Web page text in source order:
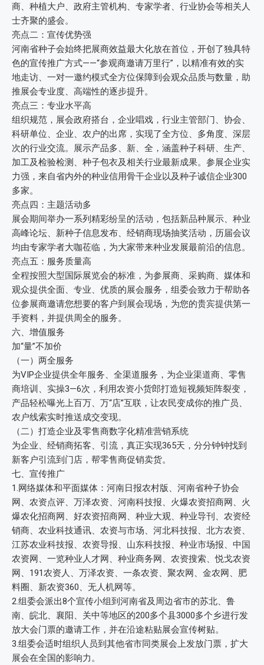
商、种植大户、政府主管机构、专家学者、行业协会等相关人
士齐聚的盛会。
亮点二：宣传优势强
河南省种子会始终把展商效益最大化放在首位，开创了独具特
色的宣传推广方式——“参观商邀请万里行”，以精准有效的实
地走访、一对一邀约模式全方位保障到会观众品质与数量，助
推展会专业度、高端性的逐步提升。
亮点三：专业水平高
组织规范，展会政府搭台，企业唱戏，行业主管部门、协会、
科研单位、企业、农户的出席，实现了全方位、多角度、深层
次的行业交流。展示产品多、新、全，涵盖种子科研、生产、
加工及检验检测、种子包衣及相关行业最新成果。参展企业实
力强，来自省内外的种业信用骨干企业以及种子诚信企业300
多家。
亮点四：主题活动多
展会期间举办一系列精彩纷呈的活动，包括新品种展示、种业
高峰论坛、新种子信息发布、经销商现场抽奖活动，历届会议
均由专家学者大咖莅临，为大家带来种业发展最前沿的信息。
亮点五：服务质量高
全程按照大型国际展览会的标准，为参展商、采购商、媒体和
观众提供全面、专业、优质的展会服务，组委会致力于帮助各
位参展商邀请您想要的客户到展会现场，为您的贵宾提供第一
手资料，并提供周全的服务。
六、增值服务
加“量”不加价
（一）两全服务
为VIP企业提供全年服务、全渠道服务，为企业渠道商、零售
商培训、实操3—6次，利用农资小货郎打造短视频矩阵裂变，
产品轻松曝光上百万、万“店”互联，让农民变成你的推广员、
农户线索实时推送成交变现。
（二）打造企业及零售商数字化精准营销系统
为企业、经销商拓客、引流，真正实现365天，分分钟钟找到
新客户引流到门店，帮零售商促销卖货。
七、宣传推广
1.网络媒体和平面媒体：河南日报农村版、河南省种子协会
网、农资点评、万泽农资、河南科技报、火爆农资招商网、火
爆农化招商网、好农资招商网、种业大观、种业导刊、农资经
销商、农业科技通讯、农资与市场、河北科技报、北方农资、
江苏农业科技报、农资导报、山东科技报、种业市场报、中国
农资网、一览种业人才网、种业商务网、农资搜索、悦戈农资
网、191农资人、万泽农资、一条农资、聚农网、金农网、肥
料圈、新农资360、无人机网等。
2.组委会派出8个宣传小组到河南省及周边省市的苏北、鲁
南、皖北、襄阳、关中等地区的200多个县3000多个乡进行发
放大会门票的邀请工作，并在沿途粘贴展会宣传树贴。
3.组委会适时组织人员到其他省市同类展会上发放门票，扩大
展会在全国的影响力。